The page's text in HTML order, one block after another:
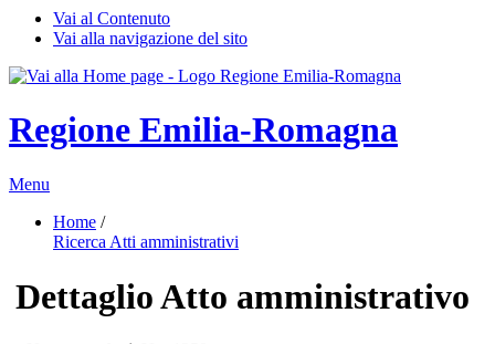
Vai al Contenuto
Vai alla navigazione del sito
Regione Emilia-Romagna
Menu
Home /
Ricerca Atti amministrativi
Dettaglio Atto amministrativo